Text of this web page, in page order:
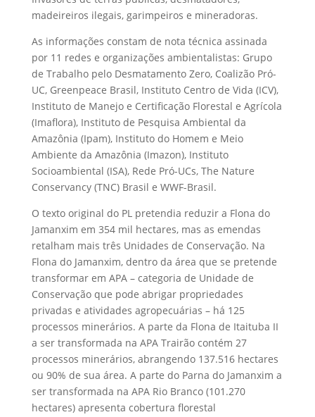
madeireiros ilegais, garimpeiros e mineradoras.
As informações constam de nota técnica assinada
por 11 redes e organizações ambientalistas: Grupo
de Trabalho pelo Desmatamento Zero, Coalizão Pró-
UC, Greenpeace Brasil, Instituto Centro de Vida (ICV),
Instituto de Manejo e Certificação Florestal e Agrícola
(Imaflora), Instituto de Pesquisa Ambiental da
Amazônia (Ipam), Instituto do Homem e Meio
Ambiente da Amazônia (Imazon), Instituto
Socioambiental (ISA), Rede Pró-UCs, The Nature
Conservancy (TNC) Brasil e WWF-Brasil.
O texto original do PL pretendia reduzir a Flona do
Jamanxim em 354 mil hectares, mas as emendas
retalham mais três Unidades de Conservação. Na
Flona do Jamanxim, dentro da área que se pretende
transformar em APA – categoria de Unidade de
Conservação que pode abrigar propriedades
privadas e atividades agropecuárias – há 125
processos minerários. A parte da Flona de Itaituba II
a ser transformada na APA Trairão contém 27
processos minerários, abrangendo 137.516 hectares
ou 90% de sua área. A parte do Parna do Jamanxim a
ser transformada na APA Rio Branco (101.270
hectares) apresenta cobertura florestal